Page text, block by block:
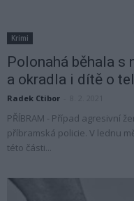
Krimi
Polonahá běhala s
a okradla i dítě o
Radek Ctibor
PŘÍBRAM - Případ agresivní
příbramská policie. V lednu
této části...